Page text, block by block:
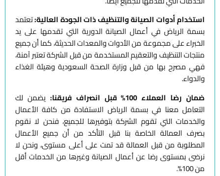
استخدام أدوات الصيانة والتنظيف ذات الجودة العالية:تعتمد
بسمة الرياض في أعمال الصيانة الدورية التي تقدمها على يد
الخبراء على مجموعة من الأدوات والمعدات الحديثة، كما أن جميع
منتجات التنظيف والتعقيم المستخدمة من قبل الشركة تعتبر آمنة،
فهي مصرح بها من قبل وزارة الصحة السعودية وهيئة الغذاء
والدواء.
ضمان رضا العملاء 100% قبل انصراف فريقنا:
يضمن لك
التعامل معنا في بسمة الرياض الاستفادة من كافة الأعمال
والخدمات التي تقوم الشركة بتوفيرها للجميع، فنحن لا نقوم
بصرف العمالة الخاصة بنا قبل التأكد من أن جميع الأعمال
المطلوبة من قبل العمالة قد تمت على أعلى مستوى، ونحن لا
نرضى بمستوى رضا عن أعمال الصيانة وغيرها من الخدمات أقل
من 100%.